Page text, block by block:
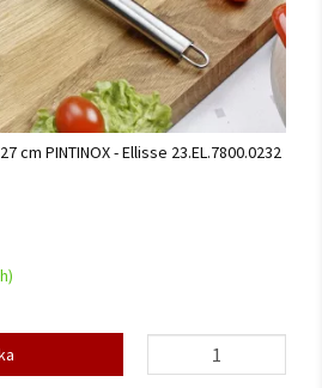
cm PINTINOX - Ellisse 23.EL.7800.0232